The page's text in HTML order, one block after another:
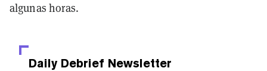
algunas horas.
Daily Debrief Newsletter